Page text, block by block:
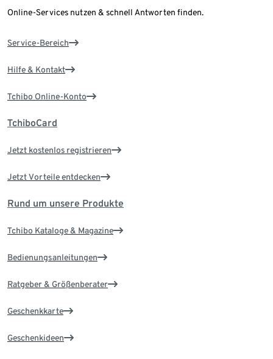
Online-Services nutzen & schnell Antworten finden.
Service-Bereich
Hilfe & Kontakt
Tchibo Online-Konto
TchiboCard
Jetzt kostenlos registrieren
Jetzt Vorteile entdecken
Rund um unsere Produkte
Tchibo Kataloge & Magazine
Bedienungsanleitungen
Ratgeber & Größenberater
Geschenkkarte
Geschenkideen